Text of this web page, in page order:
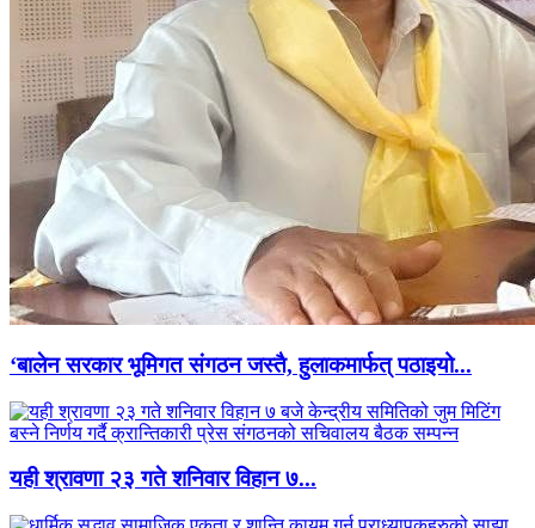
‘बालेन सरकार भूमिगत संगठन जस्तै, हुलाकमार्फत् पठाइयो...
यही श्रावणा २३ गते शनिवार विहान ७...